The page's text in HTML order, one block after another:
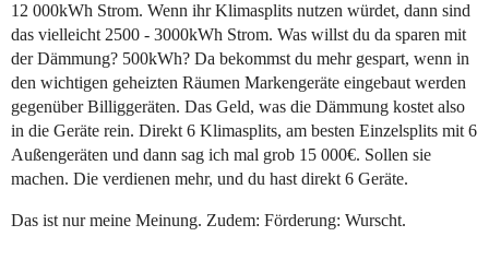
12 000kWh Strom. Wenn ihr Klimasplits nutzen würdet, dann sind
das vielleicht 2500 - 3000kWh Strom. Was willst du da sparen mit
der Dämmung? 500kWh? Da bekommst du mehr gespart, wenn in
den wichtigen geheizten Räumen Markengeräte eingebaut werden
gegenüber Billiggeräten. Das Geld, was die Dämmung kostet also
in die Geräte rein. Direkt 6 Klimasplits, am besten Einzelsplits mit 6
Außengeräten und dann sag ich mal grob 15 000€. Sollen sie
machen. Die verdienen mehr, und du hast direkt 6 Geräte.
Das ist nur meine Meinung. Zudem: Förderung: Wurscht.